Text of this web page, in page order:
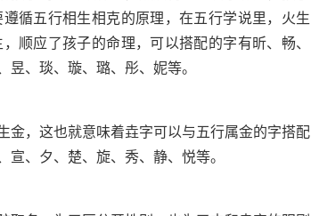
循五行相生相克的原理，在五行学说里，火生
顺应了孩子的命理，可以搭配的字有昕、畅、
、琰、璇、璐、彤、妮等。
金，这也就意味着垚字可以与五行属金的字搭配
、夕、楚、旋、秀、静、悦等。